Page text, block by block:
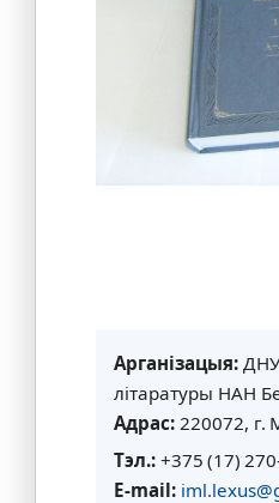
Арганізацыя:ДНУ
літаратуры НАН
Адрас:220072, г.
Тэл.:+375 (17)
E‑mail: